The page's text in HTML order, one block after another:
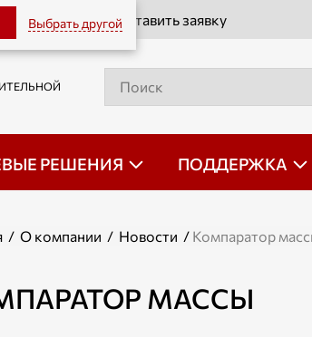
Выбрать другойОставить заявку
РЕШЕНИЯ ПОДДЕРЖКА
/ О компании / Новости / Компаратор
МАССЫ